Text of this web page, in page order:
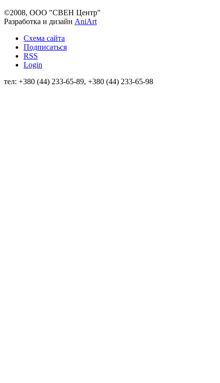
©2008, ООО "СВЕН Центр"
Разработка и дизайн AniArt
Схема сайта
Подписаться
RSS
Login
тел: +380 (44) 233-65-89, +380 (44) 233-65-98